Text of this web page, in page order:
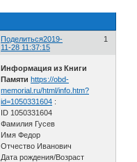
Поделиться 1
2019-
11-28 11:37:15
Информация из Книги
Памяти https://obd-
memorial.ru/html/info.htm?
id=1050331604 :
ID 1050331604
Фамилия Гусев
Имя Федор
Отчество Иванович
Дата рождения/Возраст